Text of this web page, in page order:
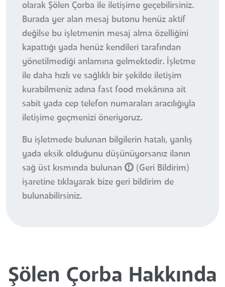
olarak Şölen Çorba ile iletişime geçebilirsiniz.
Burada yer alan mesaj butonu henüz aktif
değilse bu işletmenin mesaj alma özelliğini
kapattığı yada henüz kendileri tarafından
yönetilmediği anlamına gelmektedir. İşletme
ile daha hızlı ve sağlıklı bir şekilde iletişim
kurabilmeniz adına fast food mekânına ait
sabit yada cep telefon numaraları aracılığıyla
iletişime geçmenizi öneriyoruz.
Bu işletmede bulunan bilgilerin hatalı, yanlış
yada eksik olduğunu düşünüyorsanız ilanın
sağ üst kısmında bulunan
(Geri Bildirim)
işaretine tıklayarak bize geri bildirim de
bulunabilirsiniz.
Şölen Çorba Hakkında